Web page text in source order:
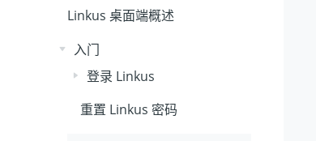
Linkus 桌面端概述
入门
登录 Linkus
重置 Linkus 密码